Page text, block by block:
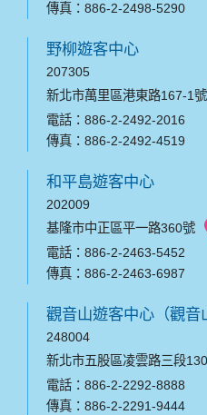
傳真：886-2-2498-5290
野柳遊客中心
207305
新北市萬里區港東路167-1號
電話：886-2-2492-2016
傳真：886-2-2492-4519
和平島遊客中心
202009
基隆市中正區平一路360號
電話：886-2-2463-5452
傳真：886-2-2463-6987
觀音山遊客中心（觀音
248004
新北市五股區凌雲路三段
電話：886-2-2292-8888
傳真：886-2-2291-9444